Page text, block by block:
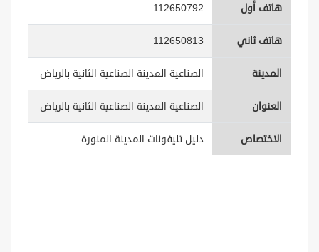
هاتف أول 112650792
هاتف ثاني 112650813
المدينة الصناعية المدينة الصناعية الثانية بالرياض
العنوان الصناعية المدينة الصناعية الثانية بالرياض
الاختصاص دليل تليفونات المدينة المنورة